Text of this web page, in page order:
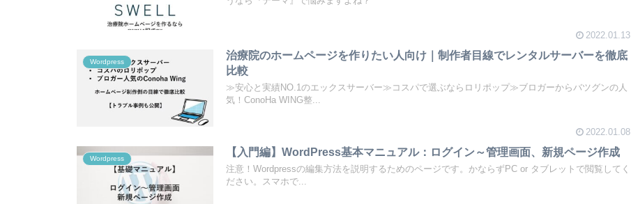
2022.01.13
Wordpress
治療院のホームページを作りたい人向け｜制作者目線でレンタルサーバーを徹底
比較
≫安心と実績NO.1のエックスサーバー≫コスパで選ぶならロリポップ≫ブロガーからバツグンの人
気！ConoHa WING整...
2022.01.08
Wordpress
【入門編】WordPress基本マニュアル：ログイン～管理画面、新規ページ作成
注意！Wordpressの編集方法を説明するためのページです。かならずPC or タブレットで閲覧してく
ださい。スマホで...